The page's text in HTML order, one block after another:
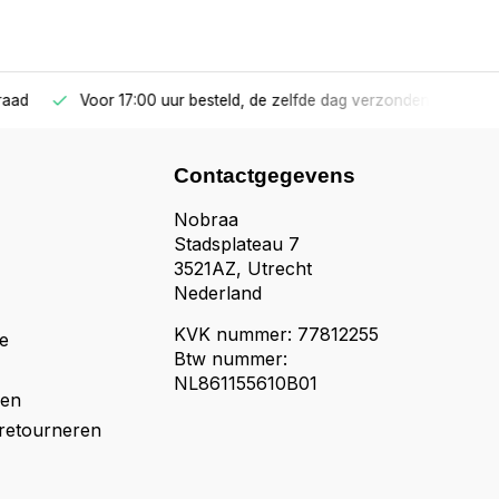
Voor 17:00 uur besteld, de zelfde dag verzonden!
Contactgegevens
Nobraa
Stadsplateau 7
3521AZ, Utrecht
Nederland
KVK nummer: 77812255
Btw nummer:
NL861155610B01